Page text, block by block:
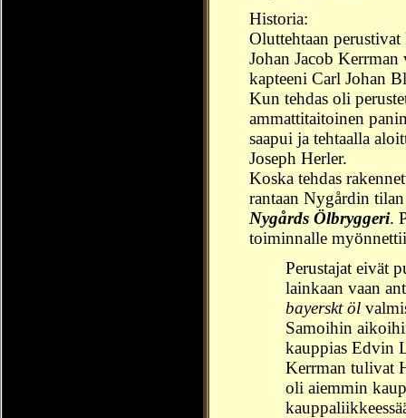
Historia:
Oluttehtaan
Johan Jacob
kapteeni Carl Johan
Kun tehdas oli
ammattitaitoinen
saapui ja tehtaalla
Joseph Herler.
Koska tehdas
rantaan Nygårdin
Nygårds Ölbryggeri.
toiminnalle
Perustajat eivät
lainkaan vaan
bayerskt öl
Samoihin
kauppias Edvin
Kerrman tulivat
oli aiemmin